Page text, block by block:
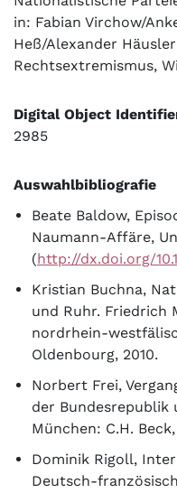
in: Fabian Virchow/
Heß/Alexander
Rechtsextremismus,
Digital Object
2985
Auswahlbibliografie
Beate Baldow,
Naumann-Affäre,
(http://dx.doi.org/
Kristian Buchna,
und Ruhr. Friedrich
nordrhein-
Oldenbourg, 2010.
Norbert Frei,
der Bundesrepublik
München: C.H.
Dominik Rigoll,
Deutsch-